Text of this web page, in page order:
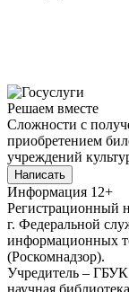
Решаем вместе
Сложности с
приобретением
учреждений
Написать
Информация 12+
Регистрационный
г. Федеральной
информационных
(Роскомнадзор).
Учредитель – ГБУК
научная